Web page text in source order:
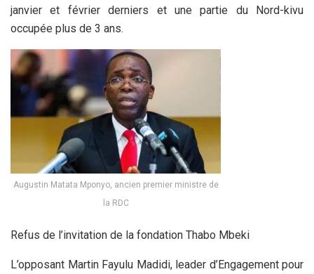
janvier et février derniers et une partie du Nord-kivu
occupée plus de 3 ans.
Augustin Matata Mponyo, ancien premier ministre de
la RDC
Refus de l’invitation de la fondation Thabo Mbeki
L’opposant Martin Fayulu Madidi, leader d’Engagement pour